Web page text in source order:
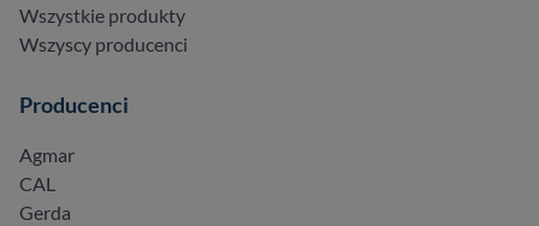
Wszystkie produkty
Wszyscy producenci
Producenci
Agmar
CAL
Gerda